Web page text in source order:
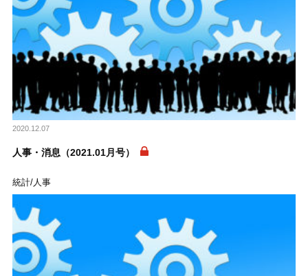
2020.12.07
人事・消息（2021.01月号）
統計/人事